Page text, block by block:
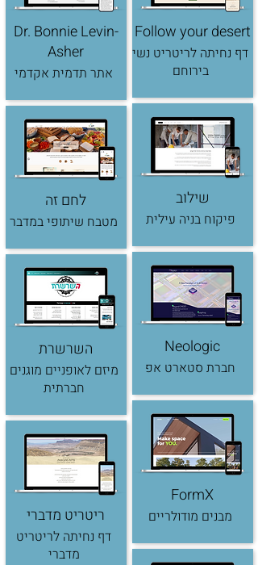
Follow your desert
דף נחיתה לריטריט נשי
בירוחם
שילוב
פיקוח בניה עילית
Neologic
חברת סטארט אפ
FormX
מבנים מודולריים
Dr. Bonnie Levin-
Asher
אתר תדמית אקדמי
לחם זה
מטבח שיתופי במדבר
השרשרת
מיזם לאופניים מוגנים
חברתית
ריטריט מדברי
דף נחיתה לריטריט
מדברי